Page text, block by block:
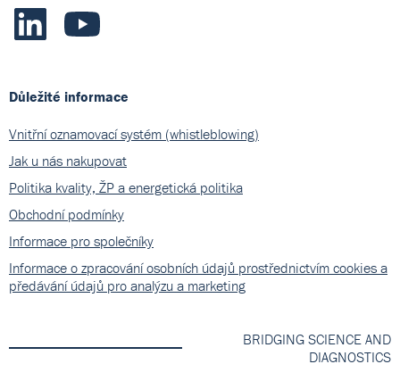
Důležité informace
Vnitřní oznamovací systém (whistleblowing)
Jak u nás nakupovat
Politika kvality, ŽP a energetická politika
Obchodní podmínky
Informace pro společníky
Informace o zpracování osobních údajů prostřednictvím cookies a
předávání údajů pro analýzu a marketing
BRIDGING SCIENCE AND
DIAGNOSTICS